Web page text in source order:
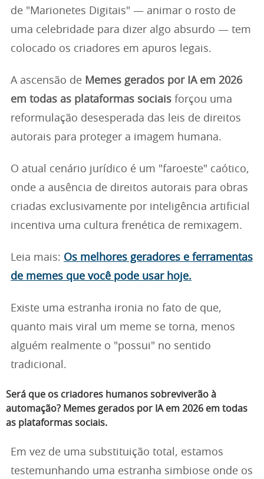
de "Marionetes Digitais" — animar o rosto de
uma celebridade para dizer algo absurdo — tem
colocado os criadores em apuros legais.
A ascensão de Memes gerados por IA em 2026
em todas as plataformas sociais forçou uma
reformulação desesperada das leis de direitos
autorais para proteger a imagem humana.
O atual cenário jurídico é um "faroeste" caótico,
onde a ausência de direitos autorais para obras
criadas exclusivamente por inteligência artificial
incentiva uma cultura frenética de remixagem.
Leia mais: Os melhores geradores e ferramentas
de memes que você pode usar hoje.
Existe uma estranha ironia no fato de que,
quanto mais viral um meme se torna, menos
alguém realmente o "possui" no sentido
tradicional.
Será que os criadores humanos sobreviverão à
automação? Memes gerados por IA em 2026 em todas
as plataformas sociais.
Em vez de uma substituição total, estamos
testemunhando uma estranha simbiose onde os